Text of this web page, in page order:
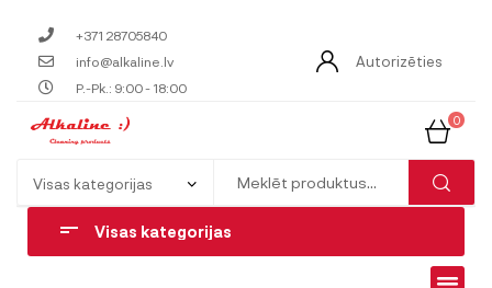
+371 28705840
info@alkaline.lv
P.-Pk.: 9:00 - 18:00
Autorizēties
0
Visas kategorijas